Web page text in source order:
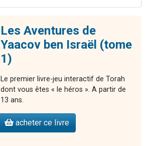
Les Aventures de
Yaacov ben Israël (tome
1)
Le premier livre-jeu interactif de Torah
dont vous êtes « le héros ». A partir de
13 ans.
acheter ce livre